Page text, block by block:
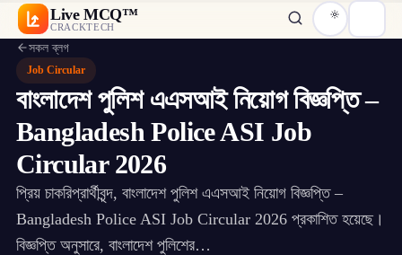
Live MCQ™
CRACKTECH
সকল ব্লগ
Job Circular
বাংলাদেশ পুলিশ এএসআই নিয়োগ বিজ্ঞপ্তি –
Bangladesh Police ASI Job
Circular 2026
প্রিয় চাকরিপ্রার্থীবৃন্দ, বাংলাদেশ পুলিশ এএসআই নিয়োগ বিজ্ঞপ্তি –
Bangladesh Police ASI Job Circular 2026 প্রকাশিত হয়েছে।
বিজ্ঞপ্তি অনুসারে, বাংলাদেশ পুলিশের…